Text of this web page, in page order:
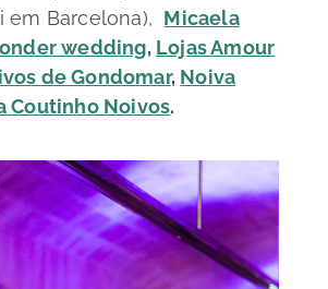
em Barcelona), Micaela
wedding, Lojas Amour
de Gondomar, Noiva
Coutinho Noivos.